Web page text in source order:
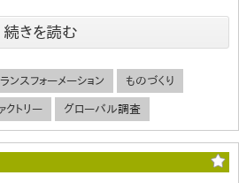
続きを読む
ンスフォーメーション ものづくり
クトリー グローバル調査